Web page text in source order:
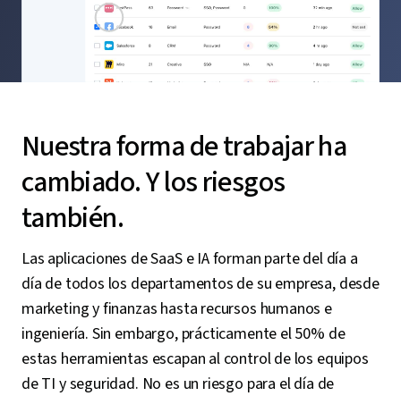
Nuestra forma de trabajar ha
cambiado. Y los riesgos
también.
Las aplicaciones de SaaS e IA forman parte del día a
día de todos los departamentos de su empresa, desde
marketing y finanzas hasta recursos humanos e
ingeniería. Sin embargo, prácticamente el 50% de
estas herramientas escapan al control de los equipos
de TI y seguridad. No es un riesgo para el día de